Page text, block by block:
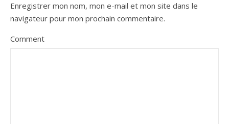
Enregistrer mon nom, mon e-mail et mon site dans le
navigateur pour mon prochain commentaire.
Comment